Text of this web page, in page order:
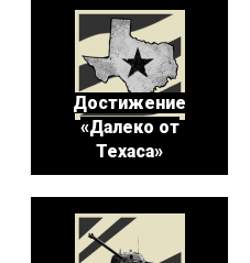
Достижение
«Далеко от
Техаса»